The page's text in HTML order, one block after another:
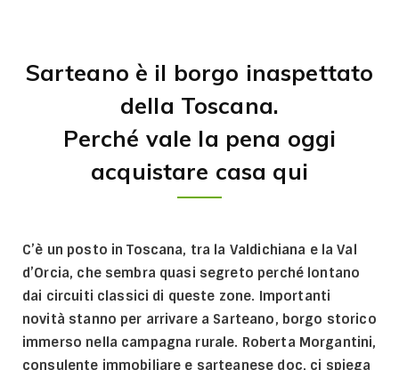
Sarteano è il borgo inaspettato
della Toscana.
Perché vale la pena oggi
acquistare casa qui
C’è un posto in Toscana, tra la Valdichiana e la Val
d’Orcia, che sembra quasi segreto perché lontano
dai circuiti classici di queste zone. Importanti
novità stanno per arrivare a Sarteano, borgo storico
immerso nella campagna rurale. Roberta Morgantini,
consulente immobiliare e sarteanese doc, ci spiega